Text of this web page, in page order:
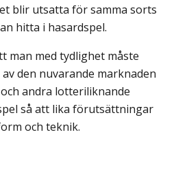
blir utsatta för samma sorts
hitta i hasardspel.
man med tydlighet måste
den nuvarande marknaden
andra lotteriliknande
så att lika förutsättningar
och teknik.